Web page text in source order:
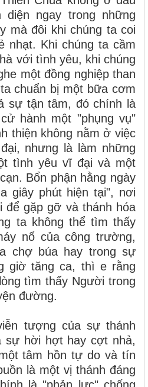
ngay trong những
mà đôi khi chúng ta coi
nhạt. Khi chúng ta cầm
với tình yêu, khi chúng
một đồng nghiệp than
chuẩn bị một bữa cơm
sự tận tâm, đó chính là
hành một "phụng vụ"
thiện không nằm ở việc
nhưng là làm những
tình yêu vĩ đại và một
Bổn phận hằng ngày
giây phút hiện tại", nơi
để gặp gỡ và thánh hóa
ta không thể tìm thấy
nổ của công trường,
chợ búa hay trong sự
giờ tăng ca, thì e rằng
tìm thấy Người trong
đường.
tượng của sự thánh
sự hời hợt hay cợt nhả,
tâm hồn tự do và tín
là một vị thánh đáng